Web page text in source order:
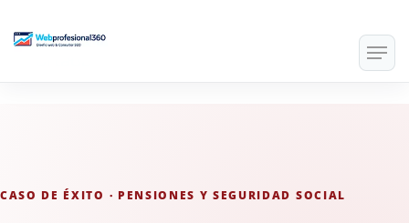
to
Menu
CASO DE ÉXITO · PENSIONES Y SEGURIDAD SOCIAL